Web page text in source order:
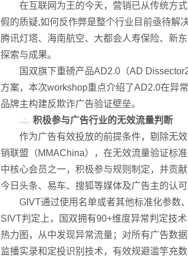
在互联网为王的今天，营销已从传统方
假的质疑,如何反作弊是整个行业目前亟待解
腾讯灯塔、海南航空、大都会人寿保险、新
探索与成果。
国双旗下重磅产品AD2.0（AD
方案，本次workshop重点介绍了AD2.0在异
品牌主构建反欺诈广告验证壁垒。
积极参与广告行业的无效流量判断
作为广告有效投放的前提条件，剔除无
销联盟（MMAChina），在无效流量验证标
中核心会员之一，积极参与规则制定，并贡
今日头条、易车、搜狐等媒体及广告主的认可
GIVT通过使用名单或者其他标准化参数
SIVT判定上，国双拥有90+维度异常判定技
热力图，从中发现异常流量；对所有广告数
监播实录和定投识别技术，有效规避滥竽充数